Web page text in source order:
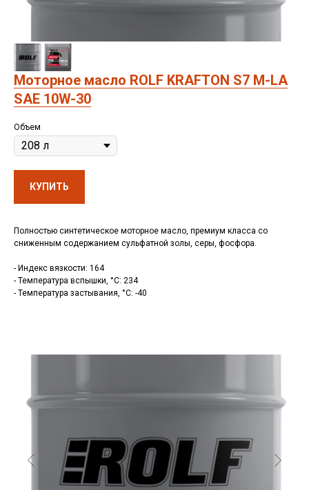
Моторное масло ROLF KRAFTON S7 M-LA
SAE 10W-30
Объем
КУПИТЬ
Полностью синтетическое моторное масло, премиум класса со
сниженным содержанием сульфатной золы, серы, фосфора.
- Индекс вязкости: 164
- Температура вспышки, °C: 234
- Температура застывания, °C: -40
Аналоги
О компании
Новости
Контакты
Отзывы
Смазочно-охлаждающие
жидкости (СОЖ)
Аккумуляторы
Предложение на сайте
Заказать звонок
© 2026 Все права защищены
Карта сайта